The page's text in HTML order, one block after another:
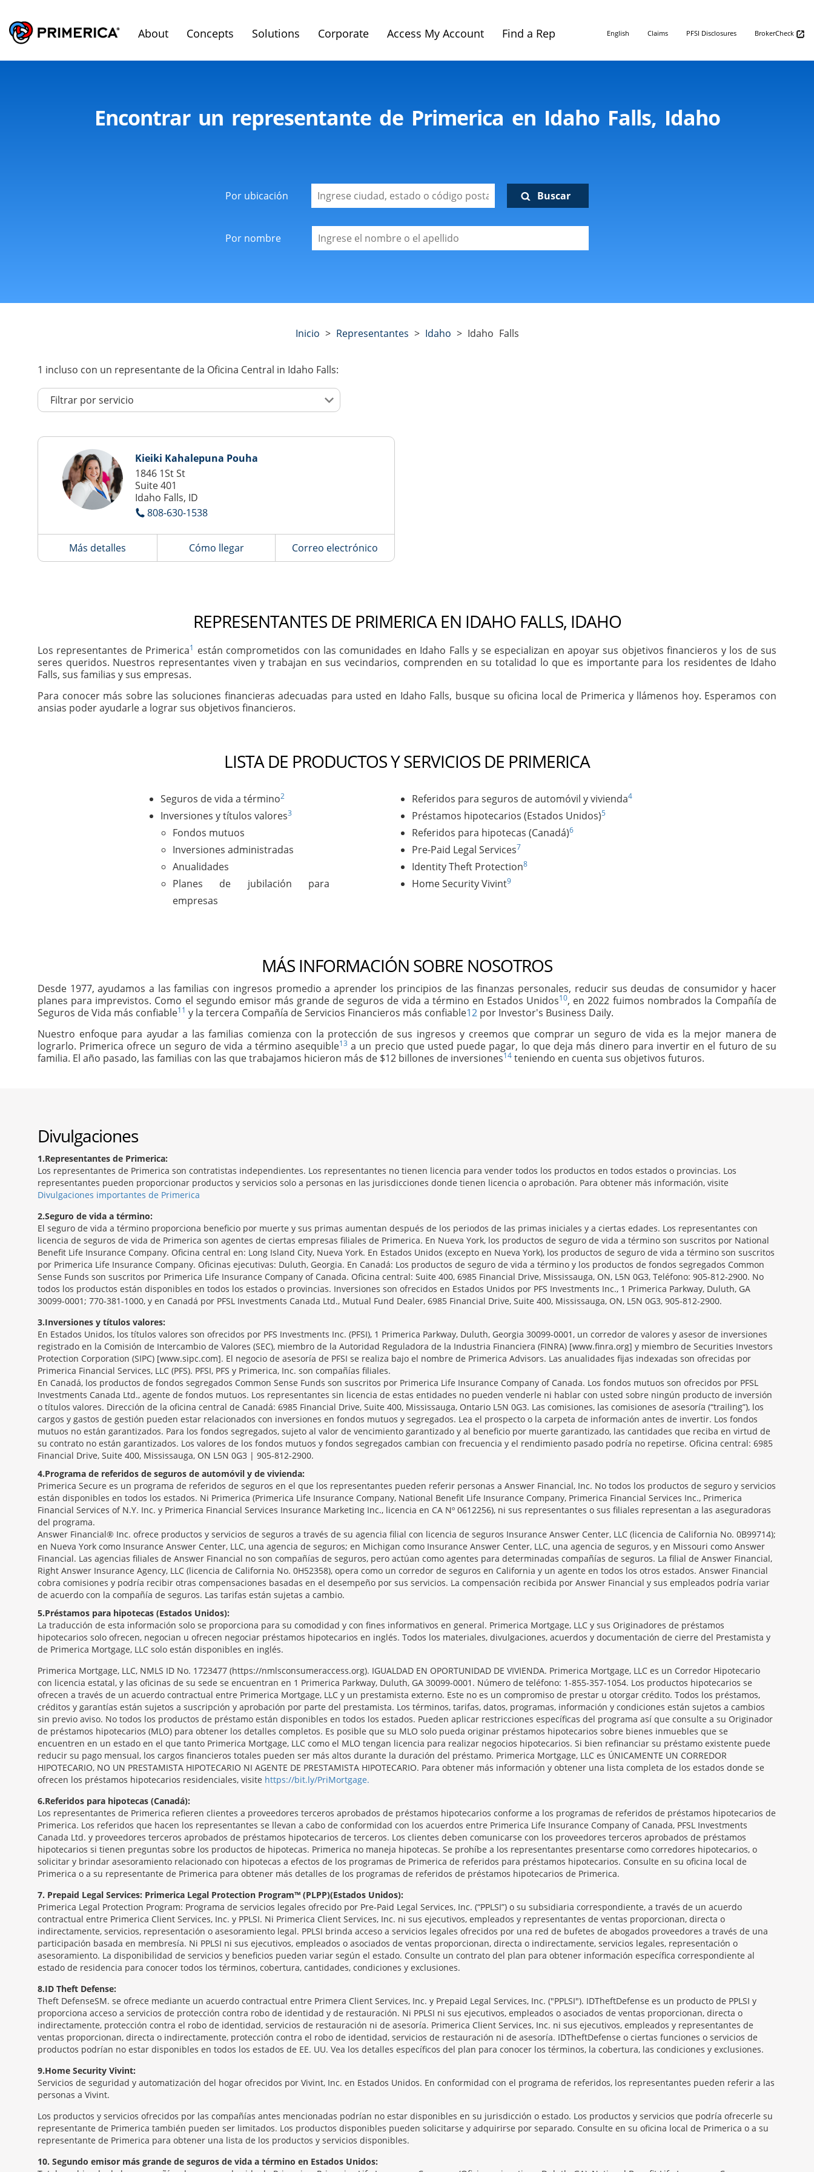
About Concepts Solutions Corporate Access My Account Find a Rep English Claims PFSI Disclosures BrokerCheck
Encontrar un representante de Primerica en Idaho Falls, Idaho
Por ubicación Buscar
Por nombre
Inicio > Representantes > Idaho > Idaho Falls
1 incluso con un representante de la Oficina Central in Idaho Falls:
Kieiki Kahalepuna Pouha
1846 1St St
Suite 401
Idaho Falls, ID
808-630-1538
Más detalles Cómo llegar Correo electrónico
REPRESENTANTES DE PRIMERICA EN IDAHO FALLS, IDAHO
Los representantes de Primerica1 están comprometidos con las comunidades en Idaho Falls y se especializan en apoyar sus objetivos financieros y los de sus
seres queridos. Nuestros representantes viven y trabajan en sus vecindarios, comprenden en su totalidad lo que es importante para los residentes de Idaho
Falls, sus familias y sus empresas.
Para conocer más sobre las soluciones financieras adecuadas para usted en Idaho Falls, busque su oficina local de Primerica y llámenos hoy. Esperamos con
ansias poder ayudarle a lograr sus objetivos financieros.
LISTA DE PRODUCTOS Y SERVICIOS DE PRIMERICA
Seguros de vida a término2
Inversiones y títulos valores3
Fondos mutuos
Inversiones administradas
Anualidades
Planes de jubilación para
empresas
Referidos para seguros de automóvil y vivienda4
Préstamos hipotecarios (Estados Unidos)5
Referidos para hipotecas (Canadá)6
Pre-Paid Legal Services7
Identity Theft Protection8
Home Security Vivint9
MÁS INFORMACIÓN SOBRE NOSOTROS
Desde 1977, ayudamos a las familias con ingresos promedio a aprender los principios de las finanzas personales, reducir sus deudas de consumidor y hacer
planes para imprevistos. Como el segundo emisor más grande de seguros de vida a término en Estados Unidos10, en 2022 fuimos nombrados la Compañía de
Seguros de Vida más confiable11 y la tercera Compañía de Servicios Financieros más confiable12 por Investor's Business Daily.
Nuestro enfoque para ayudar a las familias comienza con la protección de sus ingresos y creemos que comprar un seguro de vida es la mejor manera de
lograrlo. Primerica ofrece un seguro de vida a término asequible13 a un precio que usted puede pagar, lo que deja más dinero para invertir en el futuro de su
familia. El año pasado, las familias con las que trabajamos hicieron más de $12 billones de inversiones14 teniendo en cuenta sus objetivos futuros.
Divulgaciones
1 Representantes de Primerica:
Los representantes de Primerica son contratistas independientes. Los representantes no tienen licencia para vender todos los productos en todos estados o provincias. Los
representantes pueden proporcionar productos y servicios solo a personas en las jurisdicciones donde tienen licencia o aprobación. Para obtener más información, visite
Divulgaciones importantes de Primerica
2 Seguro de vida a término:
El seguro de vida a término proporciona beneficio por muerte y sus primas aumentan después de los periodos de las primas iniciales y a ciertas edades. Los representantes con
licencia de seguros de vida de Primerica son agentes de ciertas empresas filiales de Primerica. En Nueva York, los productos de seguro de vida a término son suscritos por National
Benefit Life Insurance Company. Oficina central en: Long Island City, Nueva York. En Estados Unidos (excepto en Nueva York), los productos de seguro de vida a término son suscritos
por Primerica Life Insurance Company. Oficinas ejecutivas: Duluth, Georgia. En Canadá: Los productos de seguro de vida a término y los productos de fondos segregados Common
Sense Funds son suscritos por Primerica Life Insurance Company of Canada. Oficina central: Suite 400, 6985 Financial Drive, Mississauga, ON, L5N 0G3, Teléfono: 905-812-2900. No
todos los productos están disponibles en todos los estados o provincias. Inversiones son ofrecidos en Estados Unidos por PFS Investments Inc., 1 Primerica Parkway, Duluth, GA
30099-0001; 770-381-1000, y en Canadá por PFSL Investments Canada Ltd., Mutual Fund Dealer, 6985 Financial Drive, Suite 400, Mississauga, ON, L5N 0G3, 905-812-2900.
3 Inversiones y títulos valores:
En Estados Unidos, los títulos valores son ofrecidos por PFS Investments Inc. (PFSI), 1 Primerica Parkway, Duluth, Georgia 30099-0001, un corredor de valores y asesor de inversiones
registrado en la Comisión de Intercambio de Valores (SEC), miembro de la Autoridad Reguladora de la Industria Financiera (FINRA) [www.finra.org] y miembro de Securities Investors
Protection Corporation (SIPC) [www.sipc.com]. El negocio de asesoría de PFSI se realiza bajo el nombre de Primerica Advisors. Las anualidades fijas indexadas son ofrecidas por
Primerica Financial Services, LLC (PFS). PFSI, PFS y Primerica, Inc. son compañías filiales.
En Canadá, los productos de fondos segregados Common Sense Funds son suscritos por Primerica Life Insurance Company of Canada. Los fondos mutuos son ofrecidos por PFSL
Investments Canada Ltd., agente de fondos mutuos. Los representantes sin licencia de estas entidades no pueden venderle ni hablar con usted sobre ningún producto de inversión
o títulos valores. Dirección de la oficina central de Canadá: 6985 Financial Drive, Suite 400, Mississauga, Ontario L5N 0G3. Las comisiones, las comisiones de asesoría (“trailing”), los
cargos y gastos de gestión pueden estar relacionados con inversiones en fondos mutuos y segregados. Lea el prospecto o la carpeta de información antes de invertir. Los fondos
mutuos no están garantizados. Para los fondos segregados, sujeto al valor de vencimiento garantizado y al beneficio por muerte garantizado, las cantidades que reciba en virtud de
su contrato no están garantizados. Los valores de los fondos mutuos y fondos segregados cambian con frecuencia y el rendimiento pasado podría no repetirse. Oficina central: 6985
Financial Drive, Suite 400, Mississauga, ON L5N 0G3 | 905-812-2900.
4 Programa de referidos de seguros de automóvil y de vivienda:
Primerica Secure es un programa de referidos de seguros en el que los representantes pueden referir personas a Answer Financial, Inc. No todos los productos de seguro y servicios
están disponibles en todos los estados. Ni Primerica (Primerica Life Insurance Company, National Benefit Life Insurance Company, Primerica Financial Services Inc., Primerica
Financial Services of N.Y. Inc. y Primerica Financial Services Insurance Marketing Inc., licencia en CA Nº 0612256), ni sus representantes o sus filiales representan a las aseguradoras
del programa.
Answer Financial® Inc. ofrece productos y servicios de seguros a través de su agencia filial con licencia de seguros Insurance Answer Center, LLC (licencia de California No. 0B99714);
en Nueva York como Insurance Answer Center, LLC, una agencia de seguros; en Michigan como Insurance Answer Center, LLC, una agencia de seguros, y en Missouri como Answer
Financial. Las agencias filiales de Answer Financial no son compañías de seguros, pero actúan como agentes para determinadas compañías de seguros. La filial de Answer Financial,
Right Answer Insurance Agency, LLC (licencia de California No. 0H52358), opera como un corredor de seguros en California y un agente en todos los otros estados. Answer Financial
cobra comisiones y podría recibir otras compensaciones basadas en el desempeño por sus servicios. La compensación recibida por Answer Financial y sus empleados podría variar
de acuerdo con la compañía de seguros. Las tarifas están sujetas a cambio.
5 Préstamos para hipotecas (Estados Unidos):
La traducción de esta información solo se proporciona para su comodidad y con fines informativos en general. Primerica Mortgage, LLC y sus Originadores de préstamos
hipotecarios solo ofrecen, negocian u ofrecen negociar préstamos hipotecarios en inglés. Todos los materiales, divulgaciones, acuerdos y documentación de cierre del Prestamista y
de Primerica Mortgage, LLC solo están disponibles en inglés.
Primerica Mortgage, LLC, NMLS ID No. 1723477 (https://nmlsconsumeraccess.org). IGUALDAD EN OPORTUNIDAD DE VIVIENDA. Primerica Mortgage, LLC es un Corredor Hipotecario
con licencia estatal, y las oficinas de su sede se encuentran en 1 Primerica Parkway, Duluth, GA 30099-0001. Número de teléfono: 1-855-357-1054. Los productos hipotecarios se
ofrecen a través de un acuerdo contractual entre Primerica Mortgage, LLC y un prestamista externo. Este no es un compromiso de prestar u otorgar crédito. Todos los préstamos,
créditos y garantías están sujetos a suscripción y aprobación por parte del prestamista. Los términos, tarifas, datos, programas, información y condiciones están sujetos a cambios
sin previo aviso. No todos los productos de préstamo están disponibles en todos los estados. Pueden aplicar restricciones específicas del programa así que consulte a su Originador
de préstamos hipotecarios (MLO) para obtener los detalles completos. Es posible que su MLO solo pueda originar préstamos hipotecarios sobre bienes inmuebles que se
encuentren en un estado en el que tanto Primerica Mortgage, LLC como el MLO tengan licencia para realizar negocios hipotecarios. Si bien refinanciar su préstamo existente puede
reducir su pago mensual, los cargos financieros totales pueden ser más altos durante la duración del préstamo. Primerica Mortgage, LLC es ÚNICAMENTE UN CORREDOR
HIPOTECARIO, NO UN PRESTAMISTA HIPOTECARIO NI AGENTE DE PRESTAMISTA HIPOTECARIO. Para obtener más información y obtener una lista completa de los estados donde se
ofrecen los préstamos hipotecarios residenciales, visite https://bit.ly/PriMortgage.
6 Referidos para hipotecas (Canadá):
Los representantes de Primerica refieren clientes a proveedores terceros aprobados de préstamos hipotecarios conforme a los programas de referidos de préstamos hipotecarios de
Primerica. Los referidos que hacen los representantes se llevan a cabo de conformidad con los acuerdos entre Primerica Life Insurance Company of Canada, PFSL Investments
Canada Ltd. y proveedores terceros aprobados de préstamos hipotecarios de terceros. Los clientes deben comunicarse con los proveedores terceros aprobados de préstamos
hipotecarios si tienen preguntas sobre los productos de hipotecas. Primerica no maneja hipotecas. Se prohíbe a los representantes presentarse como corredores hipotecarios, o
solicitar y brindar asesoramiento relacionado con hipotecas a efectos de los programas de Primerica de referidos para préstamos hipotecarios. Consulte en su oficina local de
Primerica o a su representante de Primerica para obtener más detalles de los programas de referidos de préstamos hipotecarios de Primerica.
7 Prepaid Legal Services: Primerica Legal Protection Program™ (PLPP)(Estados Unidos):
Primerica Legal Protection Program: Programa de servicios legales ofrecido por Pre-Paid Legal Services, Inc. (“PPLSI”) o su subsidiaria correspondiente, a través de un acuerdo
contractual entre Primerica Client Services, Inc. y PPLSI. Ni Primerica Client Services, Inc. ni sus ejecutivos, empleados y representantes de ventas proporcionan, directa o
indirectamente, servicios, representación o asesoramiento legal. PPLSI brinda acceso a servicios legales ofrecidos por una red de bufetes de abogados proveedores a través de una
participación basada en membresía. Ni PPLSI ni sus ejecutivos, empleados o asociados de ventas proporcionan, directa o indirectamente, servicios legales, representación o
asesoramiento. La disponibilidad de servicios y beneficios pueden variar según el estado. Consulte un contrato del plan para obtener información específica correspondiente al
estado de residencia para conocer todos los términos, cobertura, cantidades, condiciones y exclusiones.
8 ID Theft Defense:
Theft DefenseSM se ofrece mediante un acuerdo contractual entre Primera Client Services, Inc. y Prepaid Legal Services, Inc. ("PPLSI"). IDTheftDefense es un producto de PPLSI y
proporciona acceso a servicios de protección contra robo de identidad y de restauración. Ni PPLSI ni sus ejecutivos, empleados o asociados de ventas proporcionan, directa o
indirectamente, protección contra el robo de identidad, servicios de restauración ni de asesoría. Primerica Client Services, Inc. ni sus ejecutivos, empleados y representantes de
ventas proporcionan, directa o indirectamente, protección contra el robo de identidad, servicios de restauración ni de asesoría. IDTheftDefense o ciertas funciones o servicios de
productos podrían no estar disponibles en todos los estados de EE. UU. Vea los detalles específicos del plan para conocer los términos, la cobertura, las condiciones y exclusiones.
9 Home Security Vivint:
Servicios de seguridad y automatización del hogar ofrecidos por Vivint, Inc. en Estados Unidos. En conformidad con el programa de referidos, los representantes pueden referir a las
personas a Vivint.
Los productos y servicios ofrecidos por las compañías antes mencionadas podrían no estar disponibles en su jurisdicción o estado. Los productos y servicios que podría ofrecerle su
representante de Primerica también pueden ser limitados. Los productos disponibles pueden solicitarse y adquirirse por separado. Consulte en su oficina local de Primerica o a su
representante de Primerica para obtener una lista de los productos y servicios disponibles.
10 Segundo emisor más grande de seguros de vida a término en Estados Unidos: